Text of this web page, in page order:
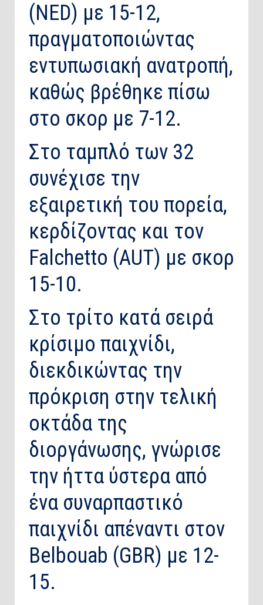
(NED) με 15-12,
πραγματοποιώντας
εντυπωσιακή ανατροπή,
καθώς βρέθηκε πίσω
στο σκορ με 7-12.
Στο ταμπλό των 32
συνέχισε την
εξαιρετική του πορεία,
κερδίζοντας και τον
Falchetto (AUT) με σκορ
15-10.
Στο τρίτο κατά σειρά
κρίσιμο παιχνίδι,
διεκδικώντας την
πρόκριση στην τελική
οκτάδα της
διοργάνωσης, γνώρισε
την ήττα ύστερα από
ένα συναρπαστικό
παιχνίδι απέναντι στον
Belbouab (GBR) με 12-
15.